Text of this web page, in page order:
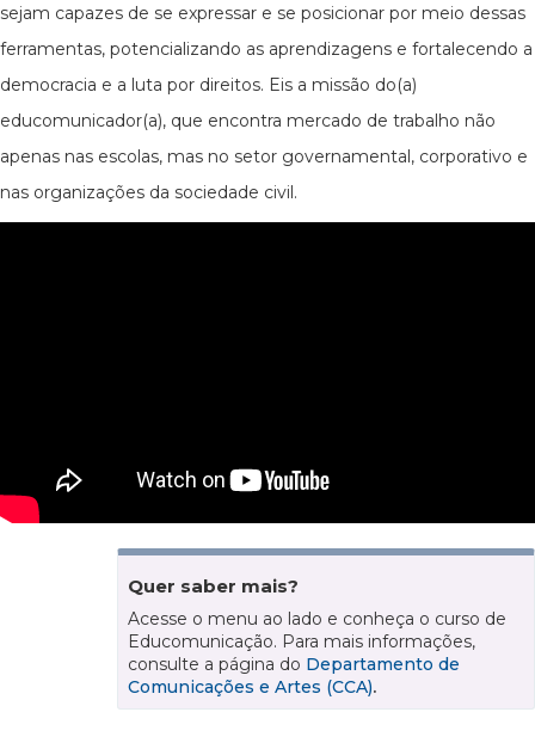
sejam capazes de se expressar e se posicionar por meio dessas
ferramentas, potencializando as aprendizagens e fortalecendo a
democracia e a luta por direitos. Eis a missão do(a)
educomunicador(a), que encontra mercado de trabalho não
apenas nas escolas, mas no setor governamental, corporativo e
nas organizações da sociedade civil.
Quer saber mais?
Acesse o menu ao lado e conheça o curso de
Educomunicação. Para mais informações,
consulte a página do Departamento de
Comunicações e Artes (CCA).